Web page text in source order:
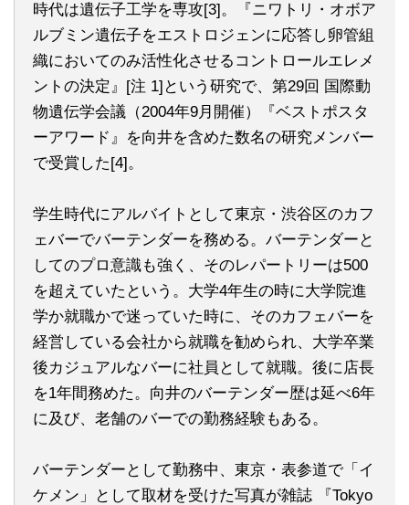
時代は遺伝子工学を専攻[3]。『ニワトリ・オボア
ルブミン遺伝子をエストロジェンに応答し卵管組
織においてのみ活性化させるコントロールエレメ
ントの決定』[注 1]という研究で、第29回 国際動
物遺伝学会議（2004年9月開催）『ベストポスタ
ーアワード』を向井を含めた数名の研究メンバー
で受賞した[4]。
学生時代にアルバイトとして東京・渋谷区のカフ
ェバーでバーテンダーを務める。バーテンダーと
してのプロ意識も強く、そのレパートリーは500
を超えていたという。大学4年生の時に大学院進
学か就職かで迷っていた時に、そのカフェバーを
経営している会社から就職を勧められ、大学卒業
後カジュアルなバーに社員として就職。後に店長
を1年間務めた。向井のバーテンダー歴は延べ6年
に及び、老舗のバーでの勤務経験もある。
バーテンダーとして勤務中、東京・表参道で「イ
ケメン」として取材を受けた写真が雑誌 『Tokyo